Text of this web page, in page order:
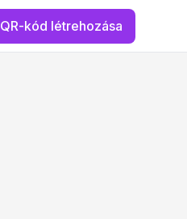
QR-kód létrehozása